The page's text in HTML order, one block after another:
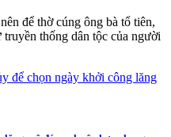
để thờ cúng ông bà tổ tiên,
thống dân tộc của người